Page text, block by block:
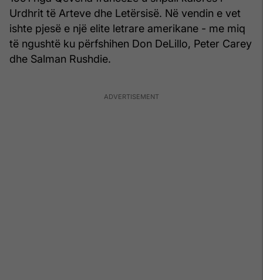
Urdhrit të Arteve dhe Letërsisë. Në vendin e vet
ishte pjesë e një elite letrare amerikane - me miq
të ngushtë ku përfshihen Don DeLillo, Peter Carey
dhe Salman Rushdie.